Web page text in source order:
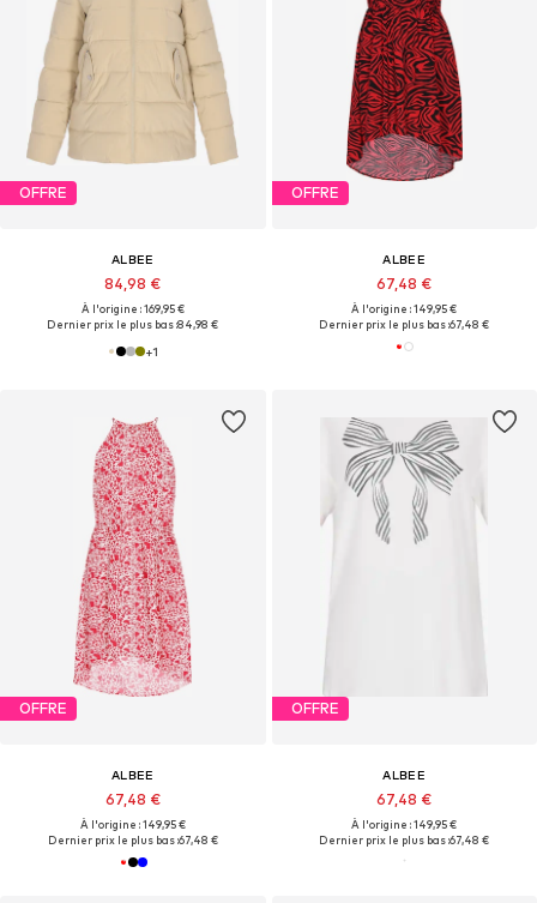
OFFRE
ALBEE
84,98 €
À l'origine : 169,95 €
Dernier prix le plus bas :84,98 €
+1
OFFRE
ALBEE
67,48 €
À l'origine : 149,95 €
Dernier prix le plus bas :67,48 €
OFFRE
ALBEE
67,48 €
À l'origine : 149,95 €
Dernier prix le plus bas :67,48 €
OFFRE
ALBEE
67,48 €
À l'origine : 149,95 €
Dernier prix le plus bas :67,48 €